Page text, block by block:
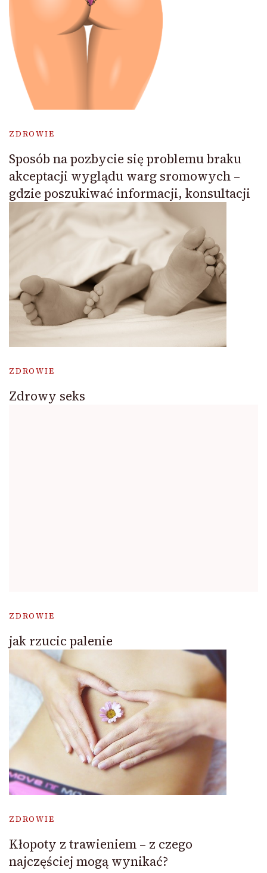
ZDROWIE
Sposób na pozbycie się problemu braku
akceptacji wyglądu warg sromowych –
gdzie poszukiwać informacji, konsultacji
ZDROWIE
Zdrowy seks
ZDROWIE
jak rzucic palenie
ZDROWIE
Kłopoty z trawieniem – z czego
najczęściej mogą wynikać?